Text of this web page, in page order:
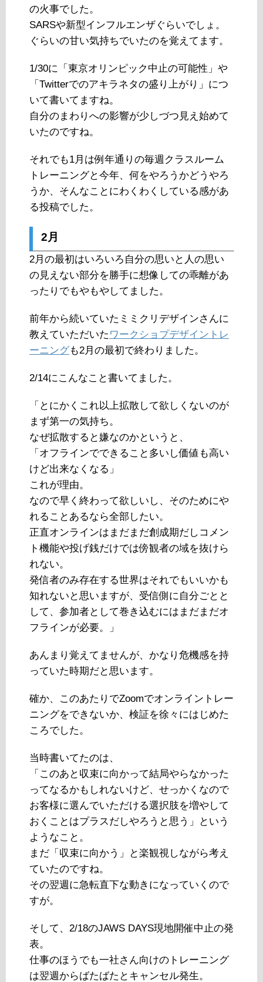
の火事でした。
SARSや新型インフルエンザぐらいでしょ。
ぐらいの甘い気持ちでいたのを覚えてます。
1/30に「東京オリンピック中止の可能性」や
「Twitterでのアキラネタの盛り上がり」につ
いて書いてますね。
自分のまわりへの影響が少しづつ見え始めて
いたのですね。
それでも1月は例年通りの毎週クラスルーム
トレーニングと今年、何をやろうかどうやろ
うか、そんなことにわくわくしている感があ
る投稿でした。
2月
2月の最初はいろいろ自分の思いと人の思い
の見えない部分を勝手に想像しての乖離があ
ったりでもやもやしてました。
前年から続いていたミミクリデザインさんに
教えていただいた ワークショプデザイントレ
ーニングも2月の最初で終わりました。
2/14にこんなこと書いてました。
「とにかくこれ以上拡散して欲しくないのが
まず第一の気持ち。
なぜ拡散すると嫌なのかというと、
「オフラインでできること多いし価値も高い
けど出来なくなる」
これが理由。
なので早く終わって欲しいし、そのためにや
れることあるなら全部したい。
正直オンラインはまだまだ創成期だしコメン
ト機能や投げ銭だけでは傍観者の域を抜けら
れない。
発信者のみ存在する世界はそれでもいいかも
知れないと思いますが、受信側に自分ごとと
して、参加者として巻き込むにはまだまだオ
フラインが必要。」
あんまり覚えてませんが、かなり危機感を持
っていた時期だと思います。
確か、このあたりでZoomでオンライントレー
ニングをできないか、検証を徐々にはじめた
ころでした。
当時書いてたのは、
「このあと収束に向かって結局やらなかった
ってなるかもしれないけど、せっかくなので
お客様に選んでいただける選択肢を増やして
おくことはプラスだしやろうと思う」という
ようなこと。
まだ「収束に向かう」と楽観視しながら考え
ていたのですね。
その翌週に急転直下な動きになっていくので
すが。
そして、2/18のJAWS DAYS現地開催中止の発
表。
仕事のほうでも一社さん向けのトレーニング
は翌週からばたばたとキャンセル発生。